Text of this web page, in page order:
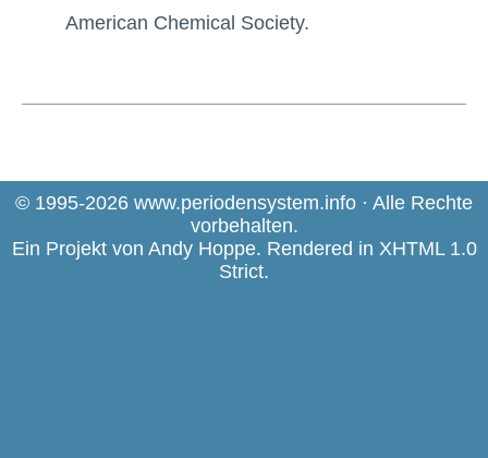
American Chemical Society.
© 1995-2026 www.periodensystem.info · Alle Rechte
vorbehalten.
Ein Projekt von Andy Hoppe. Rendered in XHTML 1.0
Strict.